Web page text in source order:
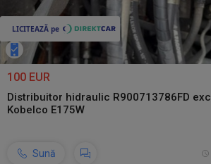
100 EUR
Distribuitor hidraulic R900713786FD
Kobelco E175W
Sună